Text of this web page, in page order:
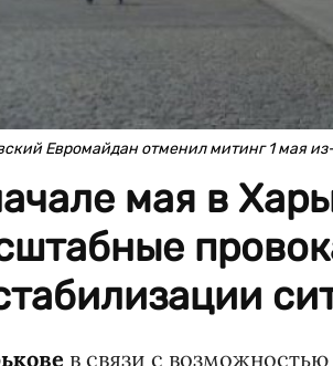
Евромайдан отменил митинг 1 мая
мая в
в связи с